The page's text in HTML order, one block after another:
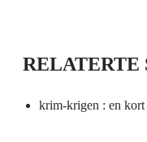
RELATERTE
krim-krigen : en